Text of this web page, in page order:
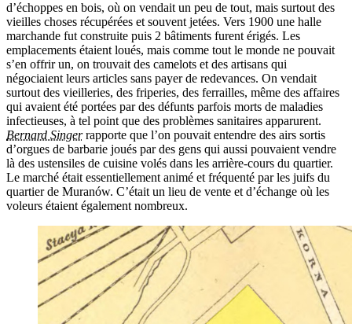
d’échoppes en bois, où on vendait un peu de tout, mais surtout des
vieilles choses récupérées et souvent jetées. Vers 1900 une halle
marchande fut construite puis 2 bâtiments furent érigés. Les
emplacements étaient loués, mais comme tout le monde ne pouvait
s’en offrir un, on trouvait des camelots et des artisans qui
négociaient leurs articles sans payer de redevances. On vendait
surtout des vieilleries, des friperies, des ferrailles, même des affaires
qui avaient été portées par des défunts parfois morts de maladies
infectieuses, à tel point que des problèmes sanitaires apparurent.
Bernard Singerrapporte que l’on pouvait entendre des airs sortis
d’orgues de barbarie joués par des gens qui aussi pouvaient vendre
là des ustensiles de cuisine volés dans les arrière-cours du quartier.
Le marché était essentiellement animé et fréquenté par les juifs du
quartier de Muranów. C’était un lieu de vente et d’échange où les
voleurs étaient également nombreux.